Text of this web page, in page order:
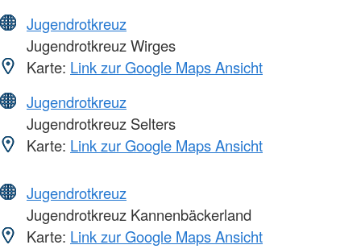
Jugendrotkreuz
Jugendrotkreuz Wirges
Karte: Link zur Google Maps Ansicht
Jugendrotkreuz
Jugendrotkreuz Selters
Karte: Link zur Google Maps Ansicht
Jugendrotkreuz
Jugendrotkreuz Kannenbäckerland
Karte: Link zur Google Maps Ansicht